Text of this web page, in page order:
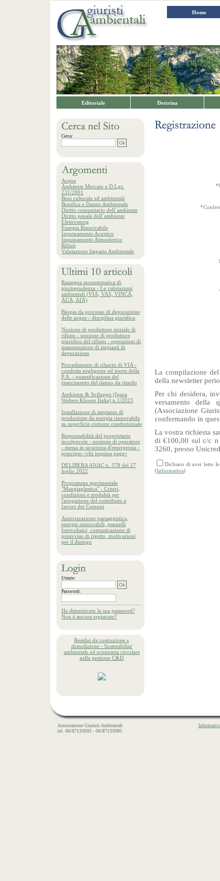
Home
Editoriale Dottrina
Cerca:
Acque
Ambiente Mercato e D.Lgs.
231/2001
Beni culturale ed ambientali
Bonifica e Danno Ambientale
Diritto comunitario dell´ambiente
Diritto penale dell´ambiente
Elettrosmog
Energia Rinnovabile
Inquinamento Acustico
Inquinamento Atmosferico
Rifiuti
Valutazione Impatto Ambientale
Rassegna monotematica di
giurisprudenza - Le valutazioni
ambientali (VIA, VAS, VINCA,
AUA, AIA)
Biogas da processo di depurazione
delle acque - disciplina giuridica
Nozione di produttore iniziale di
rifiuto - nozione di produttore
giuridico del rifiuto - operazioni di
manutenzione di impianti di
depurazione
Procedimento di rilascio di VIA -
condotta negligente ed inerte della
P.A. - quantificazione del
risarcimento del danno da ritardo
Ambiente & Sviluppo (Ipsoa
Wolters Kluwer Italia) n.1/2023
Installazione di impianto di
produzione da energia rinnovabile
su superficie comune condominiale
Responsabilità del proprietario
incolpevole - nozione di operatore
- messa in sicurezza d'emergenza -
principio =chi inquina paga=
DELIBERA ANAC n. 378 del 27
luglio 2022
Programma sperimentale
"Mangiaplastica" - Criteri,
condizioni e modalità per
l'erogazione del contributo a
favore dei Comuni
Autorizzazione paesaggistica,
energie rinnovabili, pannelli
fotovoltaici, comunicazione di
preavviso di rigetto, motivazioni
per il diniego
Utente:
Password:
Ha dimenticato la sua password?
Non è ancora registrato?
Residui da costruzione e
demolizione - Sostenibilita'
ambientale ed economia circolare
nella gestione C&D
La compilazione
della newsletter
Per chi desidera,
versamento della
(Associazione
confermando in
La vostra richiesta
di €100,00 sul c/c
3260, presso
Dichiaro di aver letto
(Informativa)
Associazione Giuristi Ambientali
tel. 06/87133093 - 06/87133080